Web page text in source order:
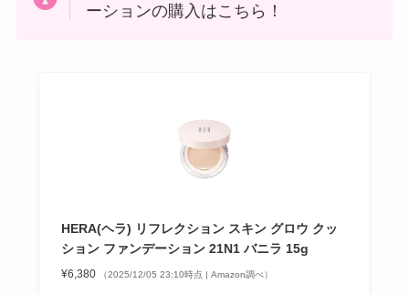
ーションの購入はこちら！
HERA(ヘラ) リフレクション スキン グロウ クッ
ション ファンデーション 21N1 バニラ 15g
¥6,380 （2025/12/05 23:10時点 | Amazon調べ）